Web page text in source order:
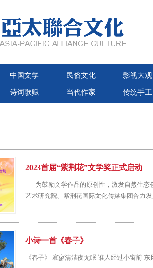
中国文学 民俗文化 影视大观
诗词歌赋 当代作家 传统手工
2023首届“紫荆花”文学奖正式启动
为鼓励文学作品的原创性，激发自然生态
艺术研究院、紫荆花国际文化传媒集团合力
小诗一首《春子》
《春子》 寂寥清清夜无眠 谁人经过小窗前